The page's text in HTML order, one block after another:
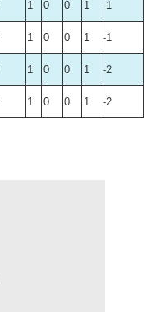
1 0 0 1 -1
1 0 0 1 -1
1 0 0 1 -2
1 0 0 1 -2